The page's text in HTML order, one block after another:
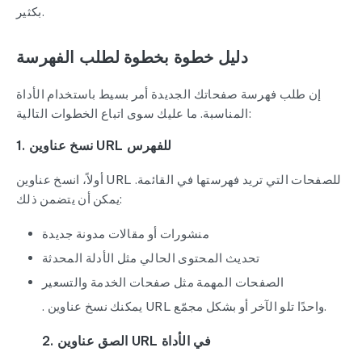
بكثير.
دليل خطوة بخطوة لطلب الفهرسة
إن طلب فهرسة صفحاتك الجديدة أمر بسيط باستخدام الأداة
المناسبة. ما عليك سوى اتباع الخطوات التالية:
1. نسخ عناوين URL للفهرس
أولاً، انسخ عناوين URL للصفحات التي تريد فهرستها في القائمة.
يمكن أن يتضمن ذلك:
منشورات أو مقالات مدونة جديدة
تحديث المحتوى الحالي مثل الأدلة المحدثة
الصفحات المهمة مثل صفحات الخدمة والتسعير
. يمكنك نسخ عناوين URL واحدًا تلو الآخر أو بشكل مجمّع.
2. الصق عناوين URL في الأداة